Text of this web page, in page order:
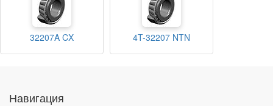
32207A CX 4T-32207 NTN
Навигация